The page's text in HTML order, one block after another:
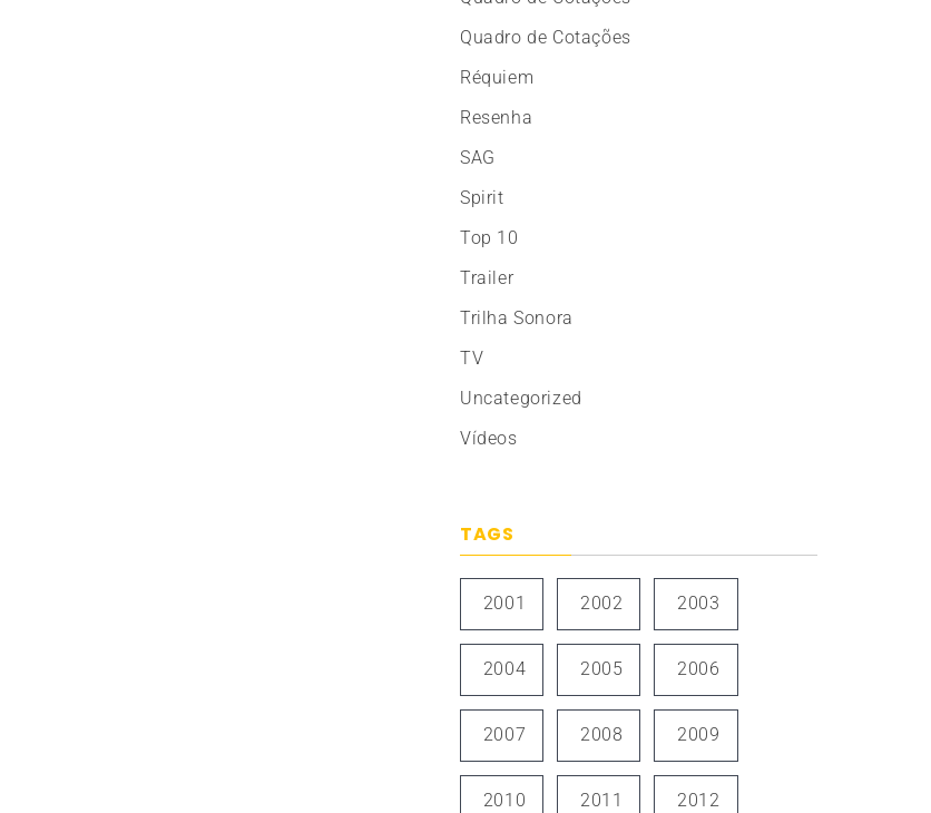
Quadro de Cotações
Réquiem
Resenha
SAG
Spirit
Top 10
Trailer
Trilha Sonora
TV
Uncategorized
Vídeos
TAGS
2001 2002 2003
2004 2005 2006
2007 2008 2009
2010 2011 2012